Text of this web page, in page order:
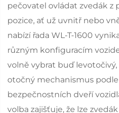
pečovatel ovládat zvedák z
pozice, ať už uvnitř nebo
nabízí řada WL-T-1600
různým konfiguracím
volně vybrat buď
otočný mechanismus
bezpečnostních dveří
volba zajišťuje, že lze